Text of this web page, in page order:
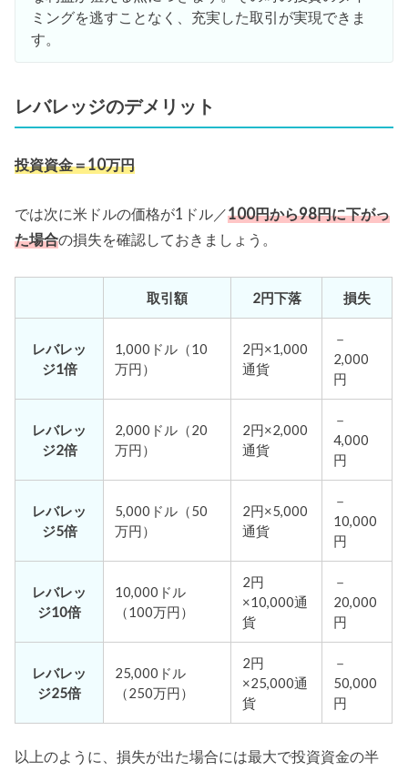
ミングを逃すことなく、充実した取引が実現できま
す。
レバレッジのデメリット
投資資金＝10万円
では次に米ドルの価格が1ドル／100円から98円に下がっ
た場合の損失を確認しておきましょう。
取引額 2円下落 損失
レバレッ
ジ1倍
1,000ドル（10
万円）
2円×1,000
通貨
－
2,000
円
レバレッ
ジ2倍
2,000ドル（20
万円）
2円×2,000
通貨
－
4,000
円
レバレッ
ジ5倍
5,000ドル（50
万円）
2円×5,000
通貨
－
10,000
円
レバレッ
ジ10倍
10,000ドル
（100万円）
2円
×10,000通
貨
－
20,000
円
レバレッ
ジ25倍
25,000ドル
（250万円）
2円
×25,000通
貨
－
50,000
円
以上のように、損失が出た場合には最大で投資資金の半